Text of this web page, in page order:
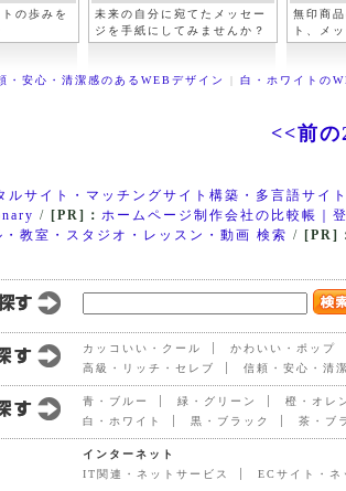
の歩みを
う
未来の自分に宛てたメッセー
ジを手紙にしてみませんか？
無印商
ト、メ
・安心・清潔感のあるWEBデザイン | 白・ホワイトの
<<前の
ルサイト・マッチングサイト構築・多言語サイ
/ [PR]： ホームページ制作会社の比較帳｜
・教室・スタジオ・レッスン・動画 検索 / [PR]
カッコいい・クール かわいい・ポップ
高級・リッチ・セレブ
信頼・安心・清潔
青・ブルー 緑・グリーン 橙・オレ
白・ホワイト
黒・ブラック 茶・ブ
インターネット
IT関連・ネットサービス
ECサイト・ネ